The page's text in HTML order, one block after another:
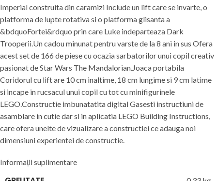
Imperial construita din caramizi Include un lift care se invarte, o
platforma de lupte rotativa si o platforma glisanta a
&bdquoFortei&rdquo prin care Luke indeparteaza Dark
Trooperii.Un cadou minunat pentru varste de la 8 ani in sus Ofera
acest set de 166 de piese cu ocazia sarbatorilor unui copil creativ
pasionat de Star Wars The Mandalorian.Joaca portabila
Coridorul cu lift are 10 cm inaltime, 18 cm lungime si 9 cm latime
si incape in rucsacul unui copil cu tot cu minifigurinele
LEGO.Constructie imbunatatita digital Gasesti instructiuni de
asamblare in cutie dar si in aplicatia LEGO Building Instructions,
care ofera unelte de vizualizare a constructiei ce adauga noi
dimensiuni experientei de constructie.
Informații suplimentare